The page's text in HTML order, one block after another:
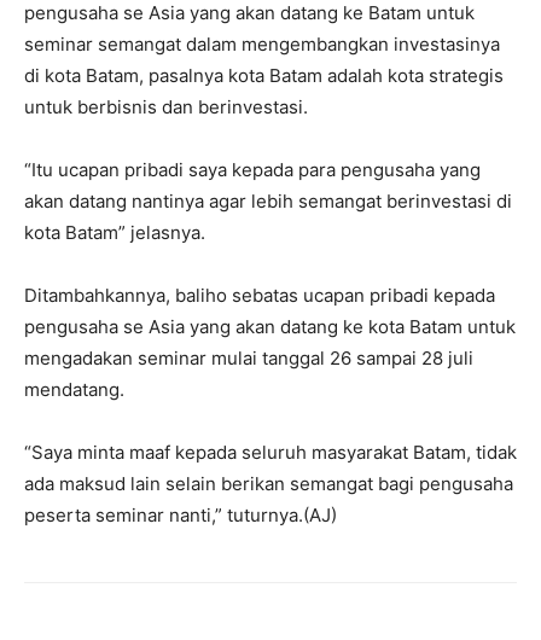
pengusaha se Asia yang akan datang ke Batam untuk
seminar semangat dalam mengembangkan investasinya
di kota Batam, pasalnya kota Batam adalah kota strategis
untuk berbisnis dan berinvestasi.
“Itu ucapan pribadi saya kepada para pengusaha yang
akan datang nantinya agar lebih semangat berinvestasi di
kota Batam” jelasnya.
Ditambahkannya, baliho sebatas ucapan pribadi kepada
pengusaha se Asia yang akan datang ke kota Batam untuk
mengadakan seminar mulai tanggal 26 sampai 28 juli
mendatang.
“Saya minta maaf kepada seluruh masyarakat Batam, tidak
ada maksud lain selain berikan semangat bagi pengusaha
peserta seminar nanti,” tuturnya.(AJ)